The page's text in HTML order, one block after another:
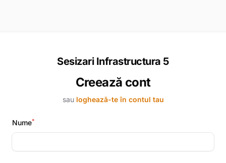
Sesizari Infrastructura 5
Creează cont
sau loghează-te în contul tau
Nume*